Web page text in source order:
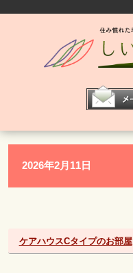
2026年2月11日
ケアハウスCタイプのお部屋